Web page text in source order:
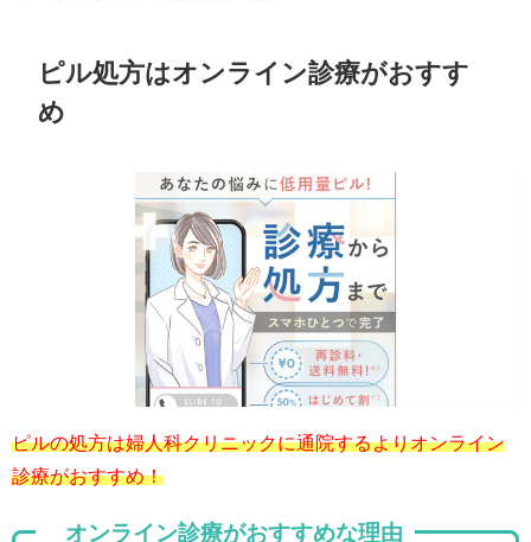
ピル処方はオンライン診療がおすす
め
ピルの処方は婦人科クリニックに通院するよりオンライン
診療がおすすめ！
オンライン診療がおすすめな理由